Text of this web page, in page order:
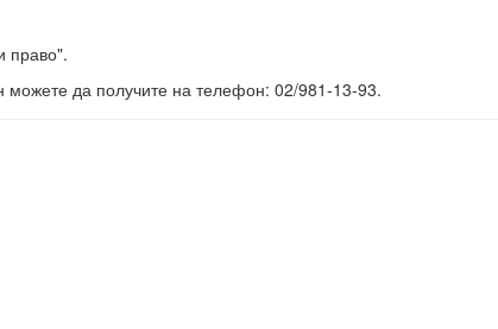
право".
можете да получите на телефон: 02/981-13-93.